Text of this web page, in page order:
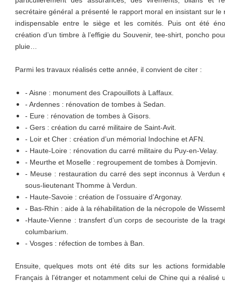
secrétaire général a présenté le rapport moral en insistant sur le
indispensable entre le siège et les comités. Puis ont été
création d’un timbre à l’effigie du Souvenir, tee-shirt, poncho
pluie…
Parmi les travaux réalisés cette année, il convient de citer :
- Aisne : monument des Crapouillots à Laffaux.
- Ardennes : rénovation de tombes à Sedan.
- Eure : rénovation de tombes à Gisors.
- Gers : création du carré militaire de Saint-Avit.
- Loir et Cher : création d’un mémorial Indochine et AFN.
- Haute-Loire : rénovation du carré militaire du Puy-en-Velay.
- Meurthe et Moselle : regroupement de tombes à Domjevin.
- Meuse : restauration du carré des sept inconnus à Verdun
sous-lieutenant Thomme à Verdun.
- Haute-Savoie : création de l’ossuaire d’Argonay.
- Bas-Rhin : aide à la réhabilitation de la nécropole de
-Haute-Vienne : transfert d’un corps de secouriste de la
columbarium.
- Vosges : réfection de tombes à Ban.
Ensuite, quelques mots ont été dits sur les actions
Français à l’étranger et notamment celui de Chine qui a réalisé